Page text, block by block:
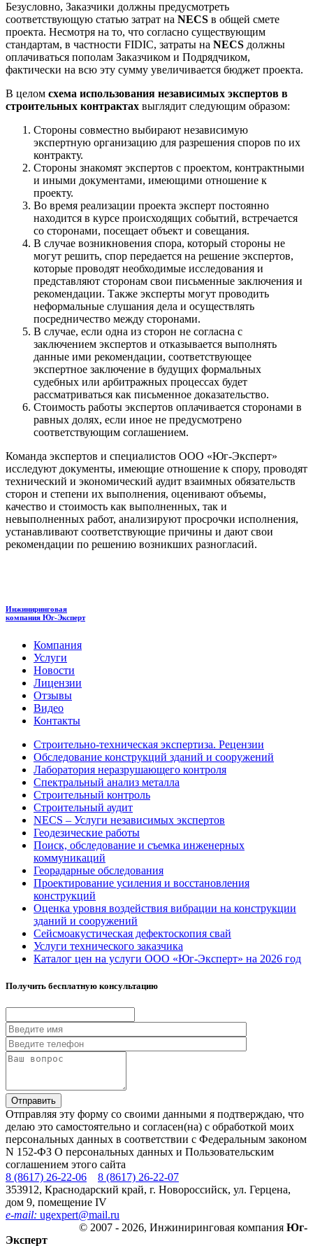
Безусловно, Заказчики должны предусмотреть
соответствующую статью затрат на NECS в общей смете
проекта. Несмотря на то, что согласно существующим
стандартам, в частности FIDIC, затраты на NECS должны
оплачиваться пополам Заказчиком и Подрядчиком,
фактически на всю эту сумму увеличивается бюджет проекта.
В целом схема использования независимых экспертов в
строительных контрактах выглядит следующим образом:
Стороны совместно выбирают независимую
экспертную организацию для разрешения споров по их
контракту.
Стороны знакомят экспертов с проектом, контрактными
и иными документами, имеющими отношение к
проекту.
Во время реализации проекта эксперт постоянно
находится в курсе происходящих событий, встречается
со сторонами, посещает объект и совещания.
В случае возникновения спора, который стороны не
могут решить, спор передается на решение экспертов,
которые проводят необходимые исследования и
представляют сторонам свои письменные заключения и
рекомендации. Также эксперты могут проводить
неформальные слушания дела и осуществлять
посредничество между сторонами.
В случае, если одна из сторон не согласна с
заключением экспертов и отказывается выполнять
данные ими рекомендации, соответствующее
экспертное заключение в будущих формальных
судебных или арбитражных процессах будет
рассматриваться как письменное доказательство.
Стоимость работы экспертов оплачивается сторонами в
равных долях, если иное не предусмотрено
соответствующим соглашением.
Команда экспертов и специалистов ООО «Юг-Эксперт»
исследуют документы, имеющие отношение к спору, проводят
технический и экономический аудит взаимных обязательств
сторон и степени их выполнения, оценивают объемы,
качество и стоимость как выполненных, так и
невыполненных работ, анализируют просрочки исполнения,
устанавливают соответствующие причины и дают свои
рекомендации по решению возникших разногласий.
Инжиниринговая
компания Юг-Эксперт
Компания
Услуги
Новости
Лицензии
Отзывы
Видео
Контакты
Строительно-техническая экспертиза. Рецензии
Обследование конструкций зданий и сооружений
Лаборатория неразрушающего контроля
Спектральный анализ металла
Строительный контроль
Строительный аудит
NECS – Услуги независимых экспертов
Геодезические работы
Поиск, обследование и съемка инженерных
коммуникаций
Георадарные обследования
Проектирование усиления и восстановления
конструкций
Оценка уровня воздействия вибрации на конструкции
зданий и сооружений
Сейсмоакустическая дефектоскопия свай
Услуги технического заказчика
Каталог цен на услуги ООО «Юг-Эксперт» на 2026 год
Получить бесплатную консультацию
Отправляя эту форму со своими данными я подтверждаю, что
делаю это самостоятельно и согласен(на) с обработкой моих
персональных данных в соответствии с Федеральным законом
N 152-ФЗ О персональных данных и Пользовательским
соглашением этого сайта
8 (8617) 26-22-06
8 (8617) 26-22-07
353912, Краснодарский край, г. Новороссийск, ул. Герцена,
дом 9, помещение IV
e-mail: ugexpert@mail.ru
© 2007 - 2026, Инжиниринговая компания Юг-
Эксперт